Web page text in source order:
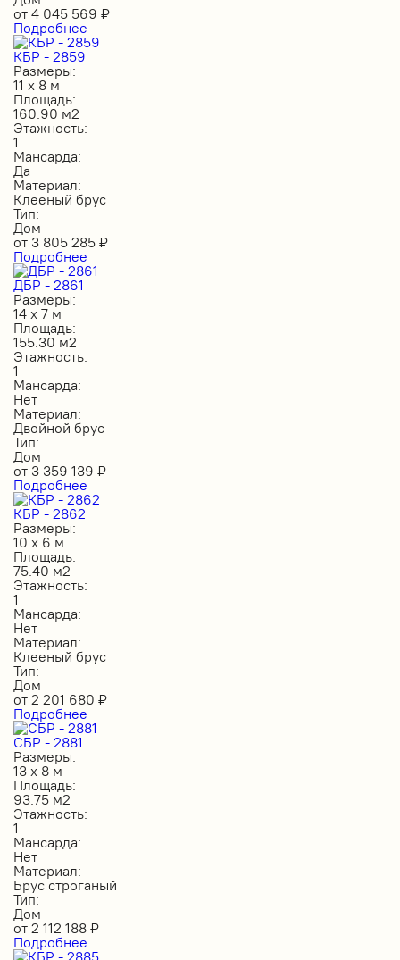
от 4 045 569 ₽
Подробнее
КБР - 2859
Размеры:
11 х 8 м
Площадь:
160.90 м2
Этажность:
1
Мансарда:
Да
Материал:
Клееный брус
Тип:
Дом
от 3 805 285 ₽
Подробнее
ДБР - 2861
Размеры:
14 х 7 м
Площадь:
155.30 м2
Этажность:
1
Мансарда:
Нет
Материал:
Двойной брус
Тип:
Дом
от 3 359 139 ₽
Подробнее
КБР - 2862
Размеры:
10 х 6 м
Площадь:
75.40 м2
Этажность:
1
Мансарда:
Нет
Материал:
Клееный брус
Тип:
Дом
от 2 201 680 ₽
Подробнее
СБР - 2881
Размеры:
13 х 8 м
Площадь:
93.75 м2
Этажность:
1
Мансарда:
Нет
Материал:
Брус строганый
Тип:
Дом
от 2 112 188 ₽
Подробнее